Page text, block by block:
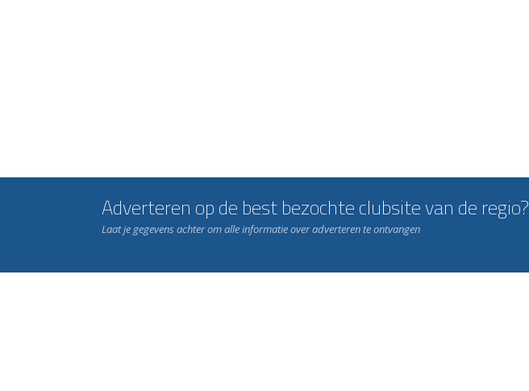
Adverteren op de best bezochte clubsite van de regio?
Laat je gegevens achter om alle informatie over adverteren te ontvangen